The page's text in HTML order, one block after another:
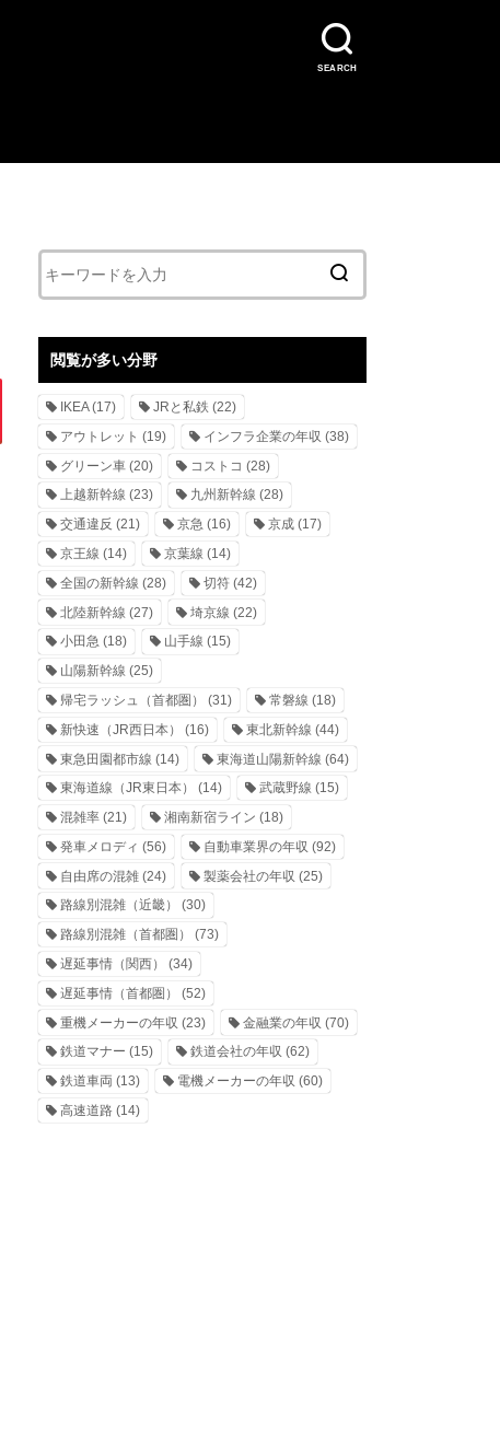
SEARCH
閲覧が多い分野
IKEA(17) JRと私鉄 (22)
アウトレット (19) インフラ企業の年収 (38)
グリーン車 (20) コストコ (28)
上越新幹線 (23) 九州新幹線 (28)
交通違反 (21) 京急 (16) 京成(17)
京王線 (14) 京葉線 (14)
全国の新幹線 (28) 切符(42)
北陸新幹線 (27) 埼京線 (22)
小田急 (18) 山手線 (15)
山陽新幹線 (25)
帰宅ラッシュ（首都圏）
(31) 常磐線 (18)
新快速（JR西日本）
(16) 東北新幹線 (44)
東急田園都市線 (14) 東海道山陽新幹線 (64)
東海道線（JR東日本）
(14) 武蔵野線 (15)
混雑率 (21) 湘南新宿ライン (18)
発車メロディ (56) 自動車業界の年収 (92)
自由席の混雑 (24) 製薬会社の年収 (25)
路線別混雑（近畿）
(30)
路線別混雑（首都圏）
(73)
遅延事情（関西）
(34)
遅延事情（首都圏）
(52)
重機メーカーの年収 (23) 金融業の年収 (70)
鉄道マナー (15) 鉄道会社の年収 (62)
鉄道車両 (13) 電機メーカーの年収 (60)
高速道路 (14)